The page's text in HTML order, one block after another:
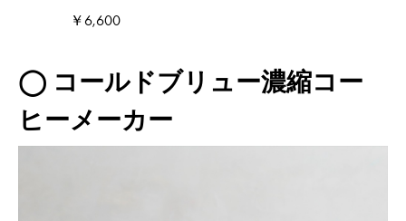
￥6,600
◯ コールドブリュー濃縮コー
ヒーメーカー